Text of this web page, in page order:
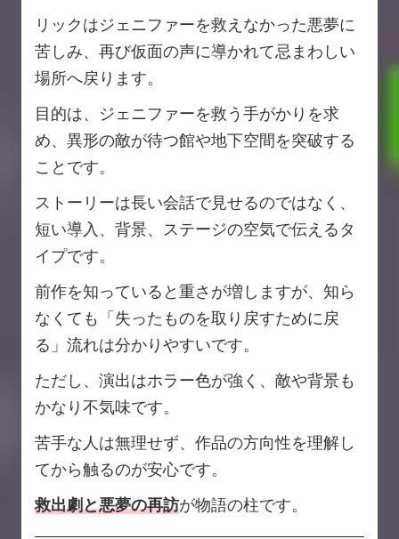
リックはジェニファーを救えなかった悪夢に
苦しみ、再び仮面の声に導かれて忌まわしい
場所へ戻ります。
目的は、ジェニファーを救う手がかりを求
め、異形の敵が待つ館や地下空間を突破する
ことです。
ストーリーは長い会話で見せるのではなく、
短い導入、背景、ステージの空気で伝えるタ
イプです。
前作を知っていると重さが増しますが、知ら
なくても「失ったものを取り戻すために戻
る」流れは分かりやすいです。
ただし、演出はホラー色が強く、敵や背景も
かなり不気味です。
苦手な人は無理せず、作品の方向性を理解し
てから触るのが安心です。
救出劇と悪夢の再訪が物語の柱です。